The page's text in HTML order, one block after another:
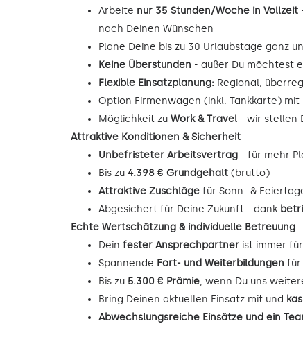
Arbeite nur 35 Stunden/Woche in Vollzeit
nach Deinen Wünschen
Plane Deine bis zu 30 Urlaubstage ganz
Keine Überstunden - außer Du möchtest
Flexible Einsatzplanung: Regional,
Option Firmenwagen (inkl. Tankkarte)
Möglichkeit zu Work & Travel - wir stellen
Attraktive Konditionen & Sicherheit
Unbefristeter Arbeitsvertrag - für mehr
Bis zu 4.398 € Grundgehalt (brutto)
Attraktive Zuschläge für Sonn- &
Abgesichert für Deine Zukunft - dank
Echte Wertschätzung & individuelle Betreuung
Dein fester Ansprechpartner ist immer
Spannende Fort- und Weiterbildungen für
Bis zu 5.300 € Prämie, wenn Du uns
Bring Deinen aktuellen Einsatz mit und
Abwechslungsreiche Einsätze und ein